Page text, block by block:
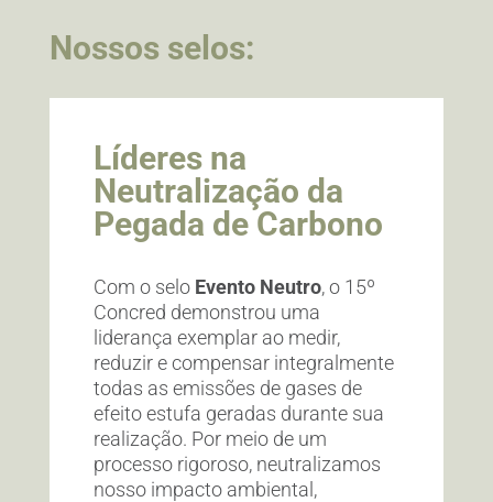
Nossos selos:
Líderes na
Neutralização da
Pegada de Carbono
Com o selo Evento Neutro, o 15º
Concred demonstrou uma
liderança exemplar ao medir,
reduzir e compensar integralmente
todas as emissões de gases de
efeito estufa geradas durante sua
realização. Por meio de um
processo rigoroso, neutralizamos
nosso impacto ambiental,